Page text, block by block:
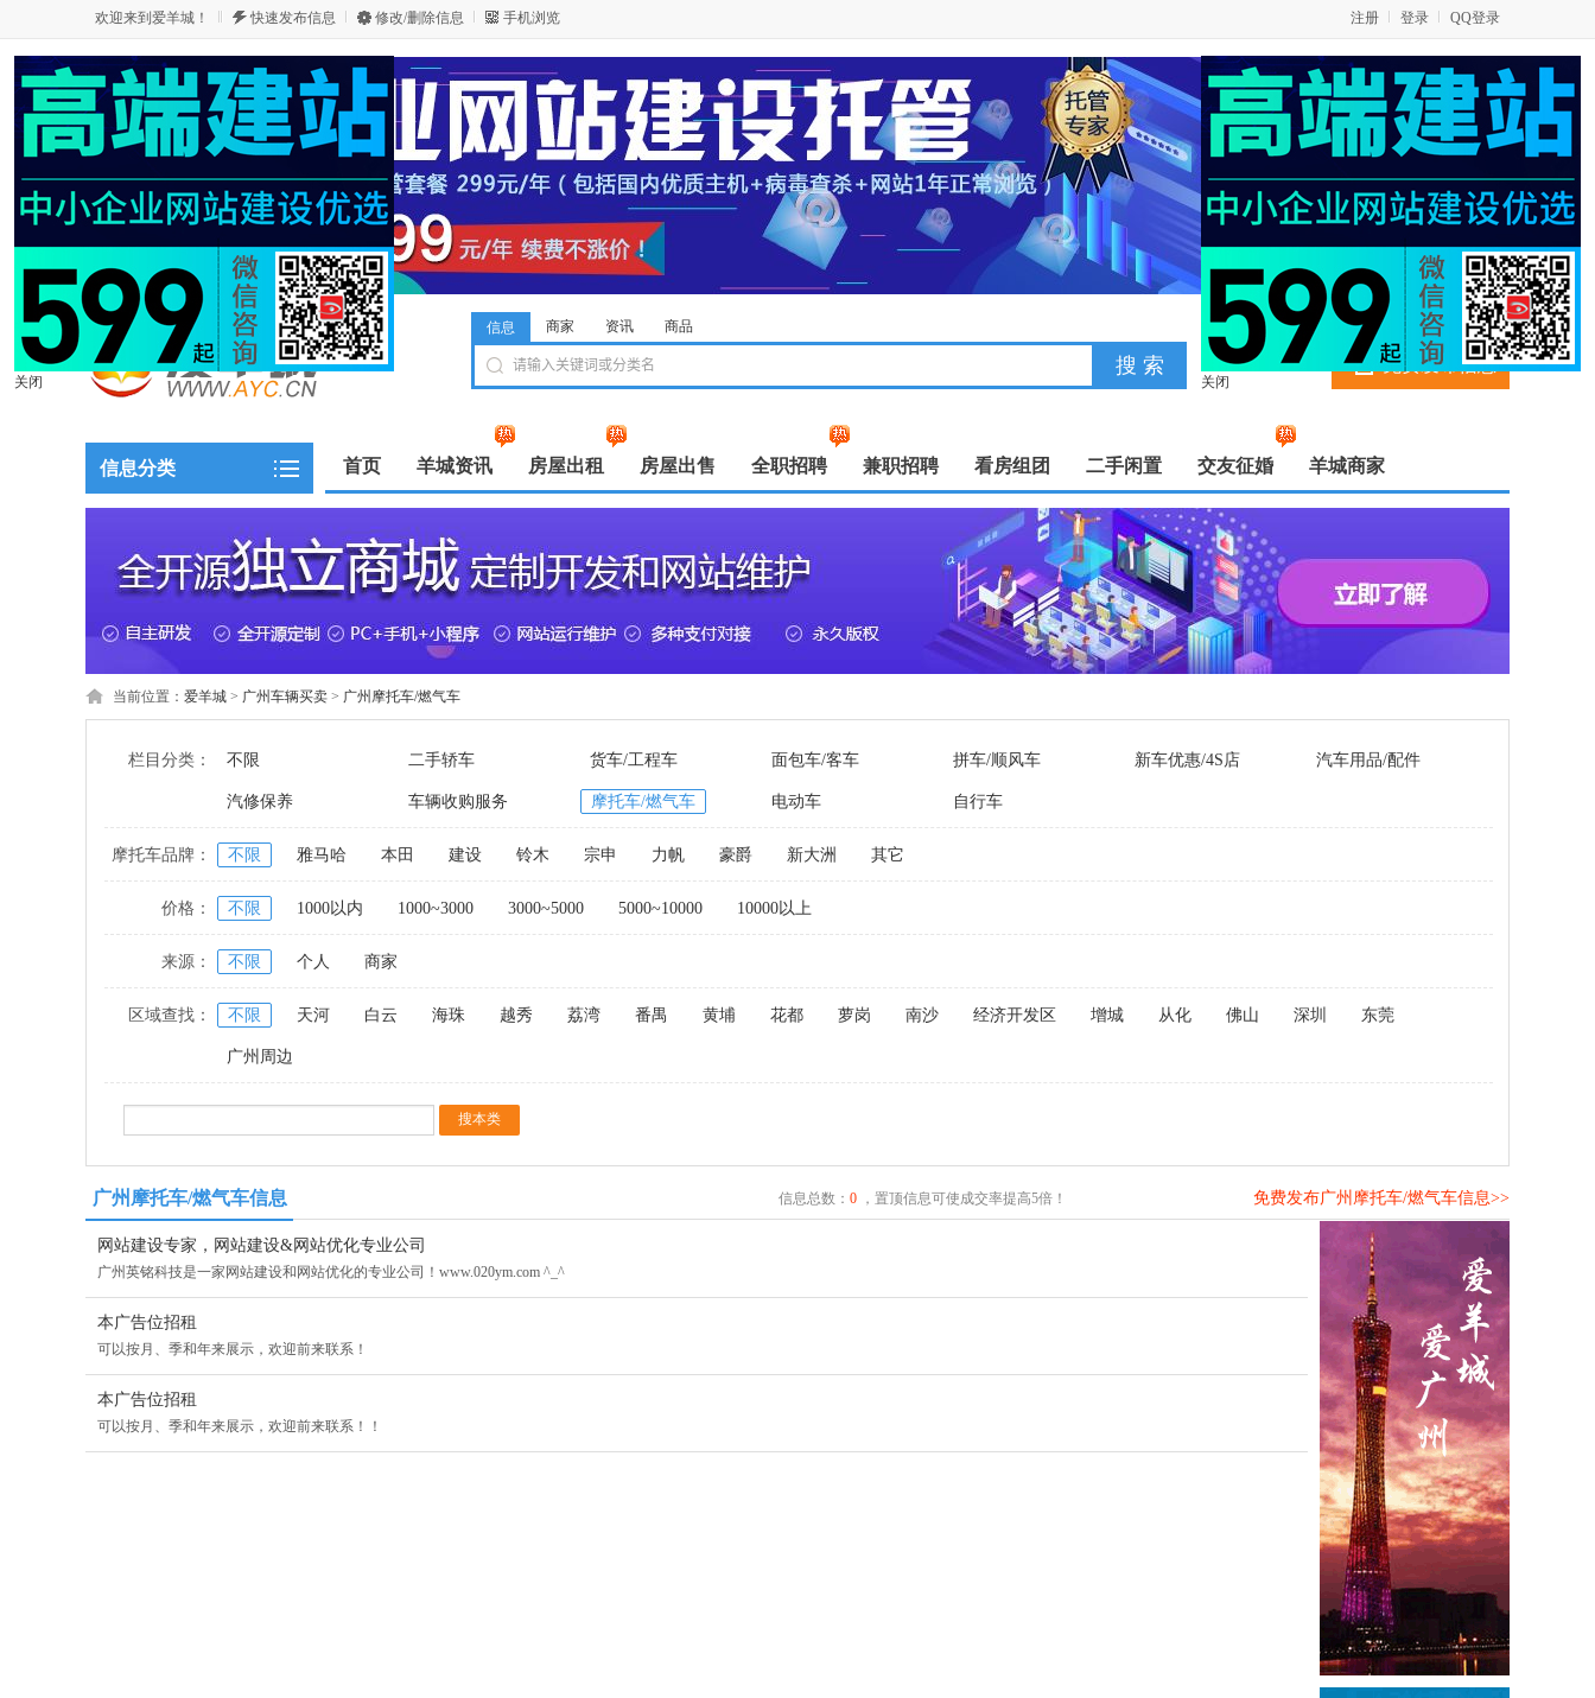
欢迎来到爱羊城！ 快速发布信息 修改/删除信息 手机浏览 QQ登录
登录
注册
免费发布信息
信息 商家 资讯 商品
信息分类 首页 羊城资讯 房屋出租 房屋出售 全职招聘 兼职招聘 看房组团 二手闲置 交友征婚 羊城商家
当前位置： 爱羊城 > 广州车辆买卖 > 广州摩托车/燃气车
栏目分类： 不限 二手轿车 货车/工程车 面包车/客车 拼车/顺风车 新车优惠/4S店 汽车用品/配件
汽修保养 车辆收购服务 摩托车/燃气车 电动车 自行车
摩托车品牌： 不限 雅马哈 本田 建设 铃木 宗申 力帆 豪爵 新大洲 其它
价格： 不限 1000以内 1000~3000 3000~5000 5000~10000 10000以上
来源： 不限 个人 商家
区域查找： 不限 天河 白云 海珠 越秀 荔湾 番禺 黄埔 花都 萝岗 南沙 经济开发区 增城 从化 佛山 深圳 东莞
广州周边
广州摩托车/燃气车信息 信息总数： 0，置顶信息可使成交率提高5倍！ 免费发布广州摩托车/燃气车信息>>
网站建设专家，网站建设&网站优化专业公司
广州英铭科技是一家网站建设和网站优化的专业公司！www.020ym.com ^_^
本广告位招租
可以按月、季和年来展示，欢迎前来联系！
本广告位招租
可以按月、季和年来展示，欢迎前来联系！！
关闭 关闭